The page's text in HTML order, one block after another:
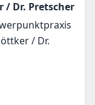
/ Dr. Pretscher
/ Dr.